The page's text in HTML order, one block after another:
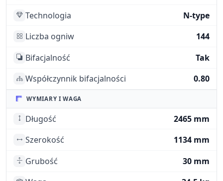
Technologia
N-type
Liczba ogniw
144
Bifacjalność
Tak
Współczynnik bifacjalności
0.80
WYMIARY I WAGA
Długość
2465 mm
Szerokość
1134 mm
Grubość
30 mm